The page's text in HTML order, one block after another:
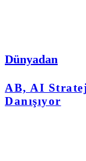
Dünyadan
AB, AI
Danışıyor